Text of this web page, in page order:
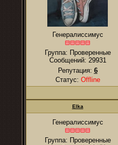
Генералиссимус
Группа: Проверенные
Сообщений: 29931
Репутация: 6
Статус: Offline
Elka
Генералиссимус
Группа: Проверенные